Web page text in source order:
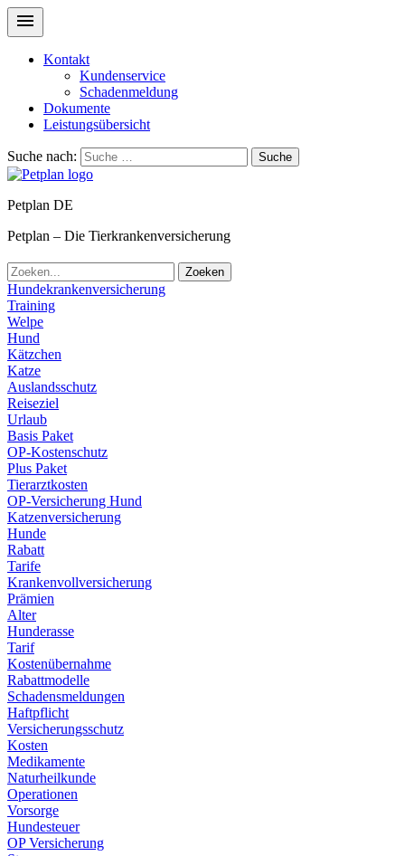
Kontakt
Kundenservice
Schadenmeldung
Dokumente
Leistungsübersicht
Suche nach: Suche
Petplan DE
Petplan – Die Tierkrankenversicherung
Zoeken
Hundekrankenversicherung
Training
Welpe
Hund
Kätzchen
Katze
Auslandsschutz
Reiseziel
Urlaub
Basis Paket
OP-Kostenschutz
Plus Paket
Tierarztkosten
OP-Versicherung Hund
Katzenversicherung
Hunde
Rabatt
Tarife
Krankenvollversicherung
Prämien
Alter
Hunderasse
Tarif
Kostenübernahme
Rabattmodelle
Schadensmeldungen
Haftpflicht
Versicherungsschutz
Kosten
Medikamente
Naturheilkunde
Operationen
Vorsorge
Hundesteuer
OP Versicherung